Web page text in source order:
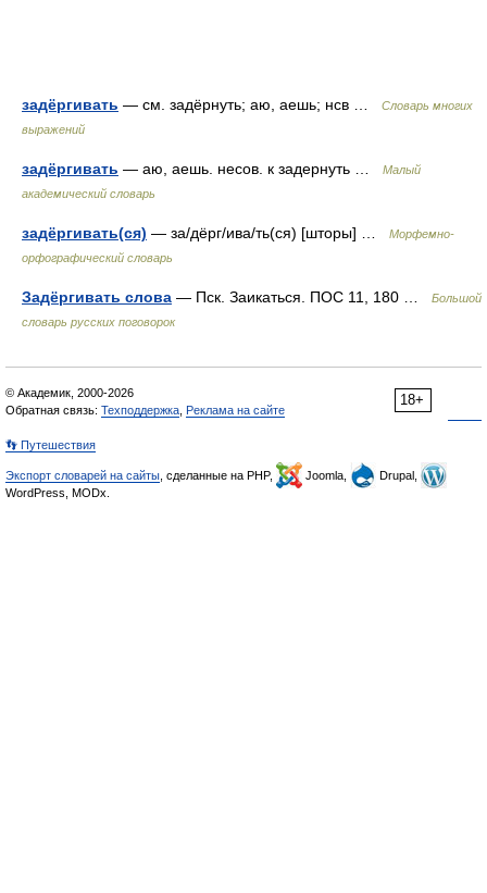
задёргивать — см. задёрнуть; аю, аешь; нсв …
Словарь многих
выражений
задёргивать — аю, аешь. несов. к задернуть …
Малый
академический словарь
задёргивать(ся) — за/дёрг/ива/ть(ся) [шторы] …
Морфемно-
орфографический словарь
Задёргивать слова — Пск. Заикаться. ПОС 11, 180 …
Большой
словарь русских поговорок
18+
© Академик, 2000-2026
Обратная связь: Техподдержка Реклама на сайте
👣 Путешествия
Экспорт словарей на сайты , сделанные на PHP, Joomla,
Drupal,
WordPress, MODx.